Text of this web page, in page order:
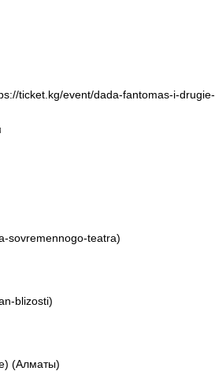
ticket.kg/event/dada-fantomas-i-drugie-
sovremennogo-teatra)
blizosti)
(Алматы)